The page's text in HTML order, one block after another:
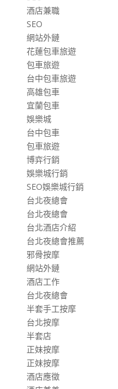
酒店兼職
SEO
網站外鏈
花蓮包車旅遊
包車旅遊
台中包車旅遊
高雄包車
宜蘭包車
娛樂城
台中包車
包車旅遊
博弈行銷
娛樂城行銷
SEO娛樂城行銷
台北夜總會
台北夜總會
台北酒店介紹
台北夜總會推薦
邪骨按摩
網站外鏈
酒店工作
台北夜總會
半套手工按摩
台北按摩
半套店
正妹按摩
正妹按摩
酒店應徵